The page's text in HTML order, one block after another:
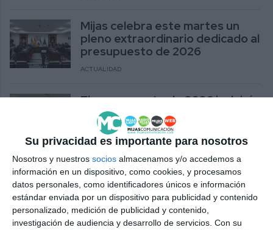
Su privacidad es importante para nosotros
Nosotros y nuestros socios almacenamos y/o accedemos a
información en un dispositivo, como cookies, y procesamos
datos personales, como identificadores únicos e información
estándar enviada por un dispositivo para publicidad y contenido
personalizado, medición de publicidad y contenido,
investigación de audiencia y desarrollo de servicios. Con su
Mijas celebra este martes un
pleno extraordinario dedicado al
presupuesto de 2026
ACTUALIDAD
El presupuesto de 2026 incluirá
una partida para el centro de
alta resolución de procesos
ACTUALIDAD
Este miércoles se celebran en el
Ayuntamiento de Mijas dos
sesiones plenarias